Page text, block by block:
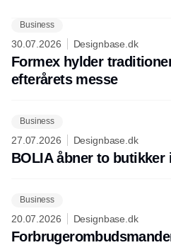
Business
30.07.2026 Designbase.dk
Formex hylder
efterårets messe
Business
27.07.2026 Designbase.dk
BOLIA åbner to butikker
Business
20.07.2026 Designbase.dk